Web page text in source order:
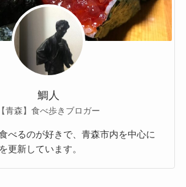
鯛人
【青森】食べ歩きブロガー
べるのが好きで、青森市内を中心に
更新しています。